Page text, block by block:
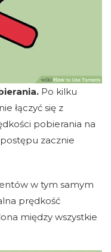
Po kilku
łączyć się z
pobierania na
zacznie
w tym samym
prędkość
między wszystkie